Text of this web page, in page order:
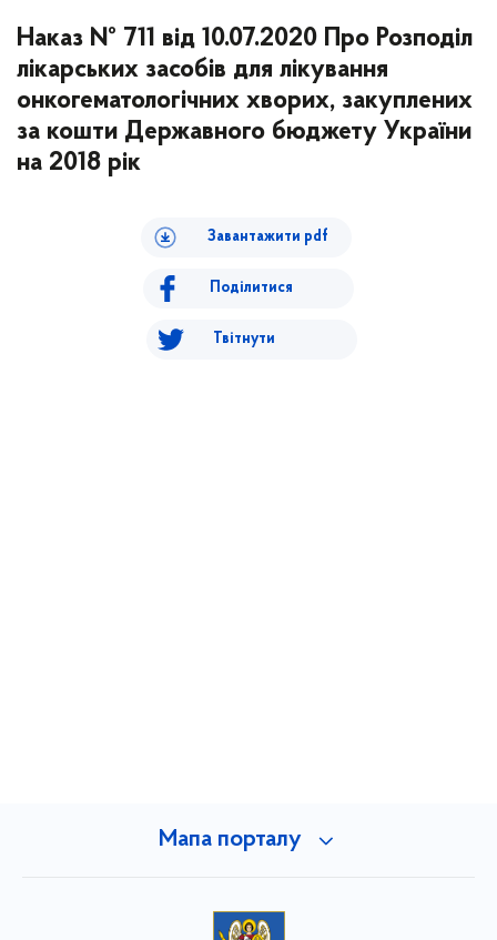
Наказ № 711 від 10.07.2020 Про Розподіл
лікарських засобів для лікування
онкогематологічних хворих, закуплених
за кошти Державного бюджету України
на 2018 рік
Завантажити pdf
Поділитися
Твітнути
Мапа порталу